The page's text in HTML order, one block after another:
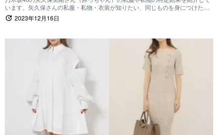
います。矢久保さんの私服・私物・衣装が知りたい、同じものを身につけたい
ファンの方は参考にしていただけると嬉しいです。
2023年12月16日